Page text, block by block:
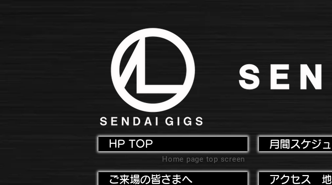
HP TOP
Home page top screen
ご来場の皆さまへ
月間スケジ
アクセス 地